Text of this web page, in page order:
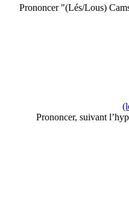
Prononcer "(Lés/Lous)
Prononcer, suivant